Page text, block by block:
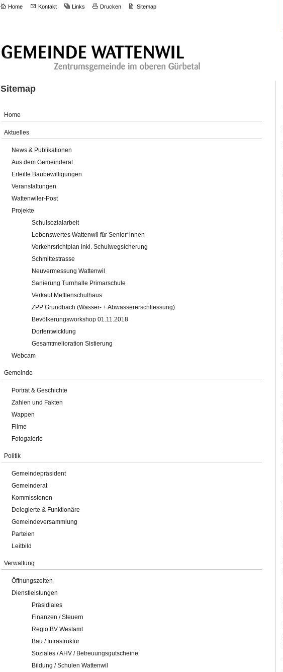
Home Kontakt Links Drucken Sitemap
Sitemap
Home
Aktuelles
News & Publikationen
Aus dem Gemeinderat
Erteilte Baubewilligungen
Veranstaltungen
Wattenwiler-Post
Projekte
Schulsozialarbeit
Lebenswertes Wattenwil für Senior*innen
Verkehrsrichtplan inkl. Schulwegsicherung
Schmittestrasse
Neuvermessung Wattenwil
Sanierung Turnhalle Primarschule
Verkauf Mettlenschulhaus
ZPP Grundbach (Wasser- + Abwassererschliessung)
Bevölkerungsworkshop 01.11.2018
Dorfentwicklung
Gesamtmelioration Sistierung
Webcam
Gemeinde
Porträt & Geschichte
Zahlen und Fakten
Wappen
Filme
Fotogalerie
Politik
Gemeindepräsident
Gemeinderat
Kommissionen
Delegierte & Funktionäre
Gemeindeversammlung
Parteien
Leitbild
Verwaltung
Öffnungszeiten
Dienstleistungen
Präsidiales
Finanzen / Steuern
Regio BV Westamt
Bau / Infrastruktur
Soziales / AHV / Betreuungsgutscheine
Bildung / Schulen Wattenwil